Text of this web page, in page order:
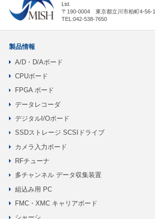
Ltd.
〒190-0004 東京都立川市柏町4-56-1
TEL:042-538-7650
製品情報
A/D・D/Aボード
CPUボード
FPGA ボード
データレコーダ
デジタルI/Oボード
SSDストレージ SCSIドライブ
カメラ入力ボード
RFチューナ
多チャンネル データ収集装置
組込み用 PC
FMC・XMC キャリアボード
シャーシ